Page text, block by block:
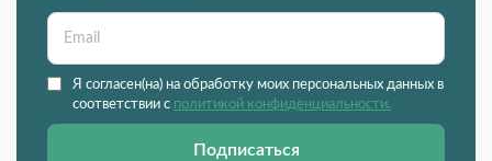
Я согласен(на) на обработку моих персональных данных в
соответствии с политикой конфиденциальности.
Подписаться